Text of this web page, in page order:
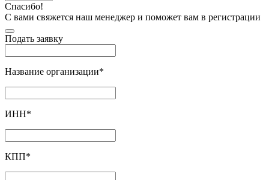
Спасибо!
С вами свяжется наш менеджер и поможет вам в регистрации
Подать заявку
Название организации*
ИНН*
КПП*